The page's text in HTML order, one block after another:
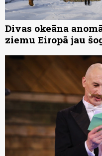
Divas okeāna
ziemu Eiropā jau